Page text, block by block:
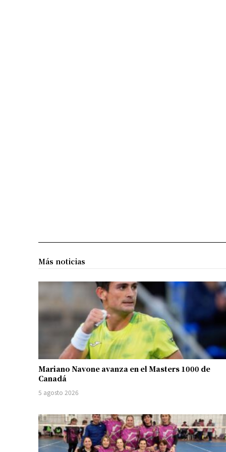
Más noticias
Mariano Navone avanza en el Masters 1000 de
Canadá
5 agosto 2026